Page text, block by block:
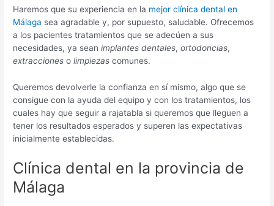
Haremos que su experiencia en la mejor clínica dental en
Málaga sea agradable y, por supuesto, saludable. Ofrecemos
a los pacientes tratamientos que se adecúen a sus
necesidades, ya seanimplantes dentales,ortodoncias,
extracciones olimpiezas comunes.
Queremos devolverle la confianza en sí mismo, algo que se
consigue con la ayuda del equipo y con los tratamientos, los
cuales hay que seguir a rajatabla si queremos que lleguen a
tener los resultados esperados y superen las expectativas
inicialmente establecidas.
Clínica dental en la provincia de
Málaga